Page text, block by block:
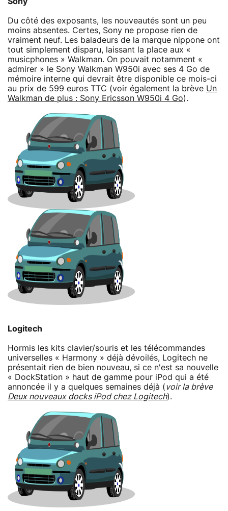
Du côté des exposants, les nouveautés sont un peu
moins absentes. Certes, Sony ne propose rien de
vraiment neuf. Les baladeurs de la marque nippone ont
tout simplement disparu, laissant la place aux «
musicphones » Walkman. On pouvait notamment «
admirer » le Sony Walkman W950i avec ses 4 Go de
mémoire interne qui devrait être disponible ce mois-ci
au prix de 599 euros TTC (voir également la brève Un
Walkman de plus : Sony Ericsson W950i 4 Go).
Logitech
Hormis les kits clavier/souris et les télécommandes
universelles « Harmony » déjà dévoilés, Logitech ne
présentait rien de bien nouveau, si ce n'est sa nouvelle
« DockStation » haut de gamme pour iPod qui a été
annoncée il y a quelques semaines déjà (voir la brève
Deux nouveaux docks iPod chez Logitech).